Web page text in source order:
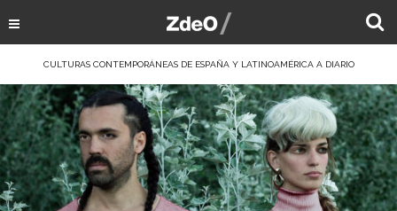
CULTURAS CONTEMPORÁNEAS DE ESPAÑA Y LATINOAMÉRICA A DIARIO